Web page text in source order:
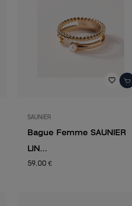
favorite_border
SAUNIER
Bague Femme SAUNIER
LIN...
59,00 €